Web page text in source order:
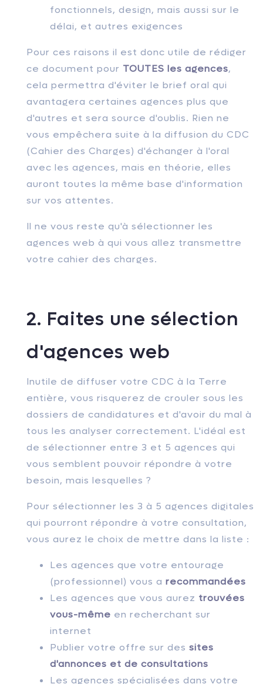
fonctionnels, design, mais aussi sur le
délai, et autres exigences
Pour ces raisons il est donc utile de rédiger
ce document pour TOUTES les agences,
cela permettra d'éviter le brief oral qui
avantagera certaines agences plus que
d'autres et sera source d'oublis. Rien ne
vous empêchera suite à la diffusion du CDC
(Cahier des Charges) d'échanger à l'oral
avec les agences, mais en théorie, elles
auront toutes la même base d'information
sur vos attentes.
Il ne vous reste qu'à sélectionner les
agences web à qui vous allez transmettre
votre cahier des charges.
2. Faites une sélection
d'agences web
Inutile de diffuser votre CDC à la Terre
entière, vous risquerez de crouler sous les
dossiers de candidatures et d'avoir du mal à
tous les analyser correctement. L'idéal est
de sélectionner entre 3 et 5 agences qui
vous semblent pouvoir répondre à votre
besoin, mais lesquelles ?
Pour sélectionner les 3 à 5 agences digitales
qui pourront répondre à votre consultation,
vous aurez le choix de mettre dans la liste :
Les agences que votre entourage
(professionnel) vous a recommandées
Les agences que vous aurez trouvées
vous-même en recherchant sur
internet
Publier votre offre sur des sites
d'annonces et de consultations
Les agences spécialisées dans votre